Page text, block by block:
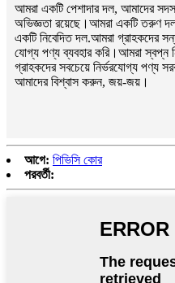
আমরা একটি পেশাদার দল, আমাদের
অভিজ্ঞতা রয়েছে।আমরা একটি তরুণ
একটি নিবেদিত দল.আমরা গ্রাহকদের
যোগ্য পণ্য ব্যবহার করি।আমরা স্বপ্ন
গ্রাহকদের সবচেয়ে নির্ভরযোগ্য পণ্য
আমাদের বিশ্বাস করুন, জয়-জয়।
আগে: পিভিসি কোর
পরবর্তী: